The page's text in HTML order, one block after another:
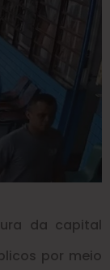
da capital
por meio